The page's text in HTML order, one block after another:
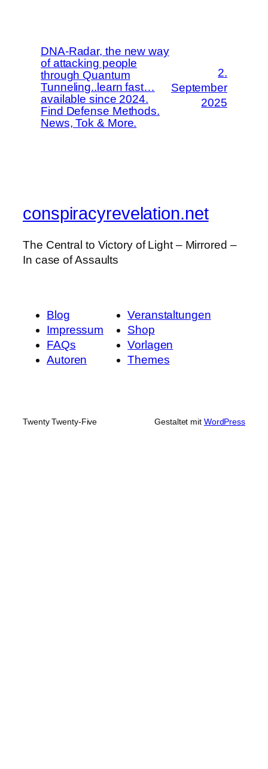
DNA-Radar, the new way
of attacking people
through Quantum
Tunneling..learn fast…
available since 2024.
Find Defense Methods.
News, Tok & More.
2.
September
2025
conspiracyrevelation.net
The Central to Victory of Light – Mirrored –
In case of Assaults
Blog
Impressum
FAQs
Autoren
Veranstaltungen
Shop
Vorlagen
Themes
Twenty Twenty-Five Gestaltet mit WordPress